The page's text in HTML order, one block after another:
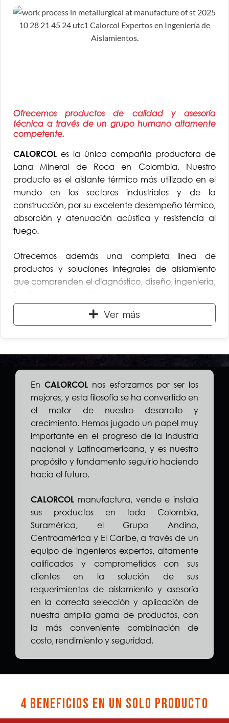
Ofrecemos productos de calidad y asesoría
técnica a través de un grupo humano altamente
competente.
CALORCOL es la única compañía productora de
Lana Mineral de Roca en Colombia. Nuestro
producto es el aislante térmico más utilizado en el
mundo en los sectores industriales y de la
construcción, por su excelente desempeño térmico,
absorción y atenuación acústica y resistencia al
fuego.
Ofrecemos además una completa línea de
productos y soluciones integrales de aislamiento
que comprenden el diagnóstico, diseño, ingeniería,
aislantes que pueden satisfacer específicamente
cualquier requisito de aislamiento acústico, térmico
una mejor calidad de vida para las personas, más
segura y confortable, ahorramos energía y
contribuimos eficientemente a la conservación del
medio ambiente.
Ver más
En CALORCOLnos esforzamos por ser los
mejores, y esta filosofía se ha convertido en
el motor de nuestro desarrollo y
crecimiento. Hemos jugado un papel muy
importante en el progreso de la industria
nacional y Latinoamericana, y es nuestro
propósito y fundamento seguirlo haciendo
hacia el futuro.
CALORCOL manufactura, vende e instala
sus productos en toda Colombia,
Suramérica, el Grupo Andino,
Centroamérica y El Caribe, a través de un
equipo de ingenieros expertos, altamente
calificados y comprometidos con sus
clientes en la solución de sus
requerimientos de aislamiento y asesoría
en la correcta selección y aplicación de
nuestra amplia gama de productos, con
la más conveniente combinación de
costo, rendimiento y seguridad.
4 beneficios en un solo producto